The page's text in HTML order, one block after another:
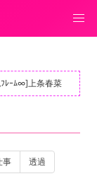
ﾚｰﾑ∞]上条春菜
事 透過